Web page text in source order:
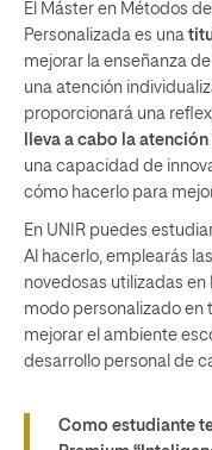
El Máster en Métodos
Personalizada es una
mejorar la enseñanza
una atención
proporcionará una
lleva a cabo la
una capacidad de
cómo hacerlo para
En UNIR puedes
Al hacerlo, emplearás
novedosas utilizadas
modo personalizado en
mejorar el ambiente
desarrollo personal de
Como estudiante